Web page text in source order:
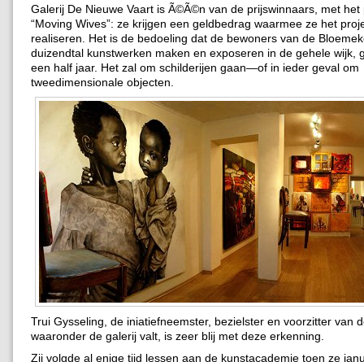
Galerij De Nieuwe Vaart is Ã©Ã©n van de prijswinnaars, met het
“Moving Wives”: ze krijgen een geldbedrag waarmee ze het
realiseren. Het is de bedoeling dat de bewoners van de
duizendtal kunstwerken maken en exposeren in de gehele wijk,
een half jaar. Het zal om schilderijen gaan—of in ieder geval om
tweedimensionale objecten.
Trui Gysseling, de iniatiefneemster, bezielster en voorzitter van
waaronder de galerij valt, is zeer blij met deze erkenning.
Zij volgde al enige tijd lessen aan de kunstacademie toen ze